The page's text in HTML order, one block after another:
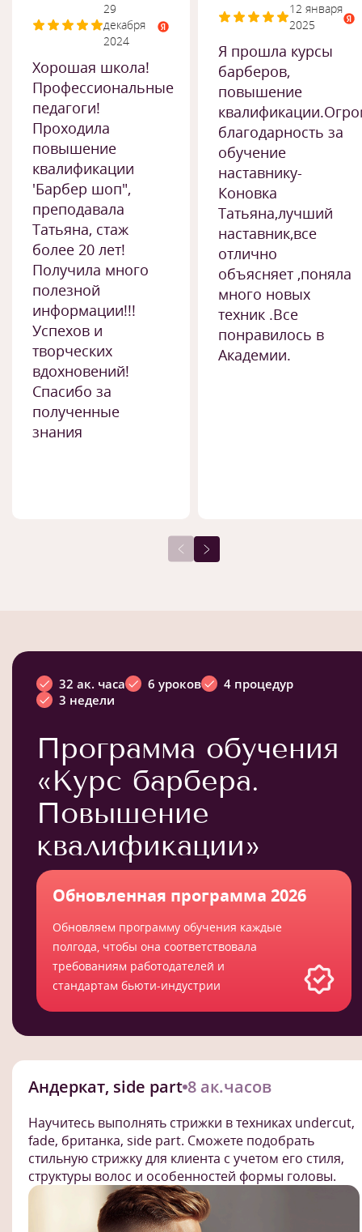
29
декабря
2024
Хорошая школа!
Профессиональные
педагоги!
Проходила
повышение
квалификации
'Барбер шоп",
преподавала
Татьяна, стаж
более 20 лет!
Получила много
полезной
информации!!!
Успехов и
творческих
вдохновений!
Спасибо за
полученные
знания
12 января
2025
Я прошла курсы
барберов,
повышение
благодарность за
обучение
наставнику-
Коновка
Татьяна,лучший
наставник,все
отлично
объясняет ,поняла
много новых
техник .Все
понравилось в
Академии.
32 ак. часа 6 уроков
4 процедур
3 недели
Программа обучения
«Курс барбера.
Повышение
квалификации»
Обновленная программа 2026
Обновляем программу обучения каждые
полгода, чтобы она соответствовала
требованиям работодателей и
стандартам бьюти-индустрии
Андеркат, side part 8 ак.часов
Научитесь выполнять стрижки в техниках undercut,
fade, британка, side part. Сможете подобрать
стильную стрижку для клиента с учетом его стиля,
структуры волос и особенностей формы головы.